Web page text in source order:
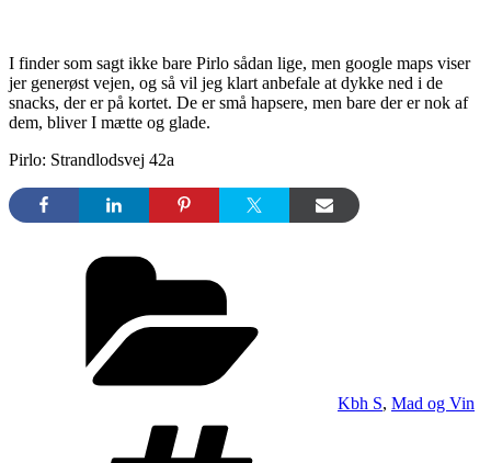
I finder som sagt ikke bare Pirlo sådan lige, men google maps viser
jer generøst vejen, og så vil jeg klart anbefale at dykke ned i de
snacks, der er på kortet. De er små hapsere, men bare der er nok af
dem, bliver I mætte og glade.
Pirlo: Strandlodsvej 42a
Kbh S, Mad og Vin